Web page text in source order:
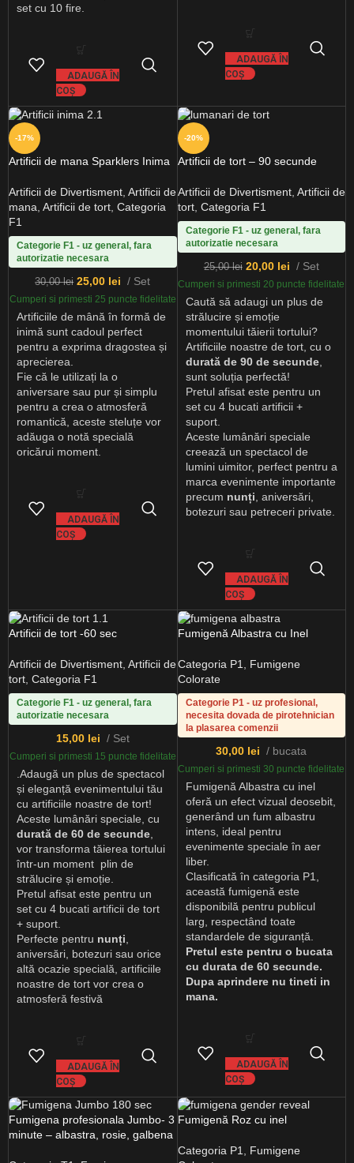
set cu 10 fire.
ADAUGĂ ÎN
COȘ
ADAUGĂ ÎN
COȘ
-17%
Artificii de mana Sparklers Inima
Artificii de Divertisment Artificii de
mana Artificii de tort Categoria
F1
Categorie F1 - uz general, fara
autorizatie necesara
30,00lei 25,00 lei Set
Cumperi si primesti 25 puncte fidelitate
Artificiile de mână în formă de
inimă sunt cadoul perfect
pentru a exprima dragostea și
aprecierea.
Fie că le utilizați la o
aniversare sau pur și simplu
pentru a crea o atmosferă
romantică, aceste steluțe vor
adăuga o notă specială
oricărui moment.
ADAUGĂ ÎN
COȘ
-20%
Artificii de tort – 90 secunde
Artificii de Divertisment, Artificii de
tort, Categoria F1
Categorie F1 - uz general, fara
autorizatie necesara
25,00lei 20,00 lei Set
Cumperi si primesti 20 puncte fidelitate
Caută să adaugi un plus de
strălucire și emoție
momentului tăierii tortului?
Artificiile noastre de tort, cu o
durată de 90 de secunde,
sunt soluția perfectă!
Pretul afisat este pentru un
set cu 4 bucati artificii +
suport.
Aceste lumânări speciale
creează un spectacol de
lumini uimitor, perfect pentru a
marca evenimente importante
precum nunți , aniversări,
botezuri sau petreceri private.
ADAUGĂ ÎN
COȘ
Artificii de tort -60 sec
Artificii de Divertisment Artificii de
tort Categoria F1
Categorie F1 - uz general, fara
autorizatie necesara
15,00 lei Set
Cumperi si primesti 15 puncte fidelitate
.Adaugă un plus de spectacol
și eleganță evenimentului tău
cu artificiile noastre de tort!
Aceste lumânări speciale, cu
durată de 60 de secunde
vor transforma tăierea tortului
într-un moment plin de
strălucire și emoție.
Pretul afisat este pentru un
set cu 4 bucati artificii de tort
+ suport.
Perfecte pentru nunți
aniversări, botezuri sau orice
altă ocazie specială, artificiile
noastre de tort vor crea o
atmosferă festivă
ADAUGĂ ÎN
COȘ
Fumigenă Albastra cu Inel
Categoria P1
Fumigene
Colorate
Categorie P1 - uz profesional,
necesita dovada de pirotehnician
la plasarea comenzii
30,00 lei bucata
Cumperi si primesti 30 puncte fidelitate
Fumigenă Albastra cu inel
oferă un efect vizual deosebit,
generând un fum albastru
intens, ideal pentru
evenimente speciale în aer
liber.
Clasificată în categoria P1,
această fumigenă este
disponibilă pentru publicul
larg, respectând toate
standardele de siguranță.
Pretul este pentru o bucata
cu durata de 60 secunde.
Dupa aprindere nu tineti in
mana.
ADAUGĂ ÎN
COȘ
Fumigena profesionala Jumbo- 3
minute – albastra, rosie, galbena
Fumigenă Roz cu inel
Categoria P1, Fumigene